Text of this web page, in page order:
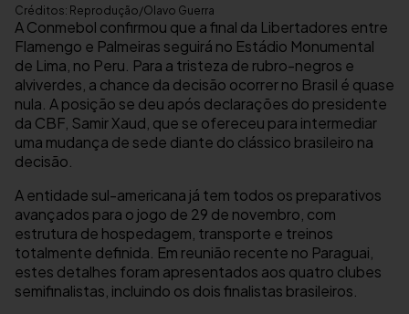
Créditos: Reprodução/Olavo Guerra
A Conmebol confirmou que a final da Libertadores entre
Flamengo e Palmeiras seguirá no Estádio Monumental
de Lima, no Peru. Para a tristeza de rubro-negros e
alviverdes, a chance da decisão ocorrer no Brasil é quase
nula. A posição se deu após declarações do presidente
da CBF, Samir Xaud, que se ofereceu para intermediar
uma mudança de sede diante do clássico brasileiro na
decisão.
A entidade sul-americana já tem todos os preparativos
avançados para o jogo de 29 de novembro, com
estrutura de hospedagem, transporte e treinos
totalmente definida. Em reunião recente no Paraguai,
estes detalhes foram apresentados aos quatro clubes
semifinalistas, incluindo os dois finalistas brasileiros.